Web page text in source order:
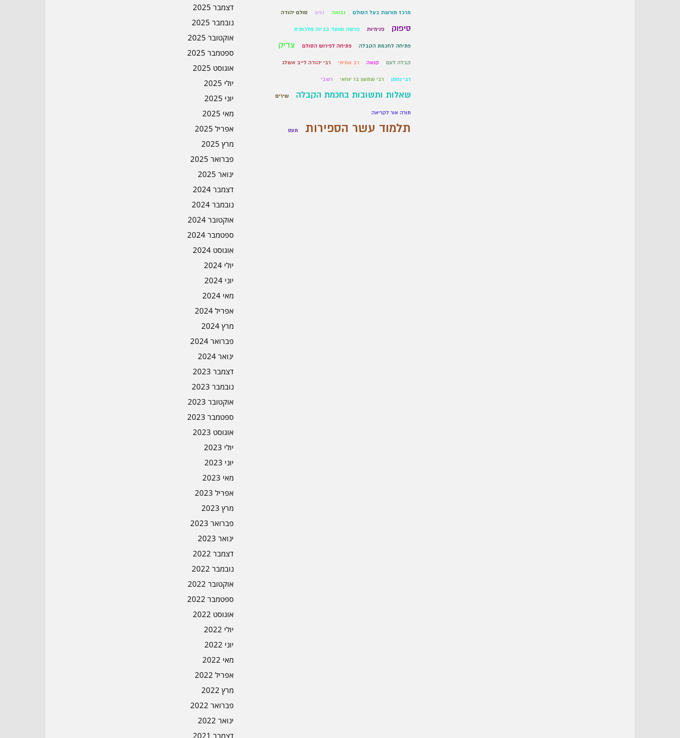
דצמבר 2025
נובמבר 2025
אוקטובר 2025
ספטמבר 2025
אוגוסט 2025
יולי 2025
יוני 2025
מאי 2025
אפריל 2025
מרץ 2025
פברואר 2025
ינואר 2025
דצמבר 2024
נובמבר 2024
אוקטובר 2024
ספטמבר 2024
אוגוסט 2024
יולי 2024
יוני 2024
מאי 2024
אפריל 2024
מרץ 2024
פברואר 2024
ינואר 2024
דצמבר 2023
נובמבר 2023
אוקטובר 2023
ספטמבר 2023
אוגוסט 2023
יולי 2023
יוני 2023
מאי 2023
אפריל 2023
מרץ 2023
פברואר 2023
ינואר 2023
דצמבר 2022
נובמבר 2022
אוקטובר 2022
ספטמבר 2022
אוגוסט 2022
יולי 2022
יוני 2022
מאי 2022
אפריל 2022
מרץ 2022
פברואר 2022
ינואר 2022
דצמבר 2021
מרכז מורשת בעל הסולם נבואה נפש סולם יהודה
סיפוק פנימיות פרשה ומועד בבינה מלכותית
פתיחה לחכמת הקבלה פתיחה לפירוש הסולם צדיק
קבלה לעם קנאה רב אמיתי רבי יהודה לייב אשלג
רבי נחמן רבי שמעון בר יוחאי רשבי
שאלות ותשובות בחכמת הקבלה שירים
תורה אור לקריאה
תלמוד עשר הספירות תעס